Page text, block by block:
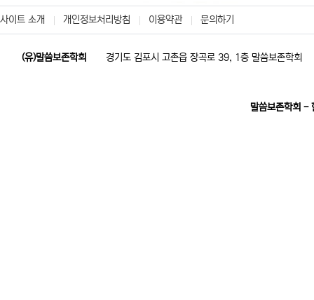
사이트 소개 개인정보처리방침 이용약관 문의하기
(유)말씀보존학회 경기도 김포시 고촌읍 장곡로 39, 1층 말씀보존학회
말씀보존학회 -